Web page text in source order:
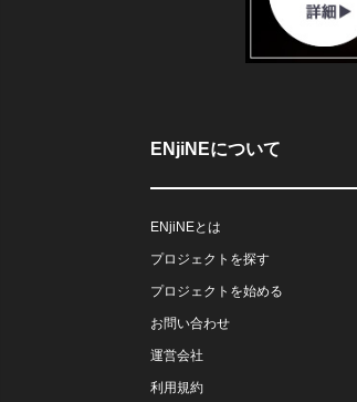
ENjiNEについて
ENjiNEとは
プロジェクトを探す
プロジェクトを始める
お問い合わせ
運営会社
利用規約